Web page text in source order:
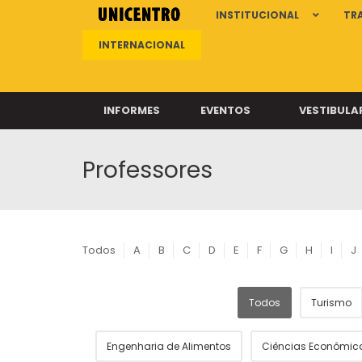
INSTITUCIONAL
INTERNACIONAL
INFORMES EVENTOS
Professores
Todos A B C D E F G H I J
Todos Turismo
Engenharia de Alimentos Ciências